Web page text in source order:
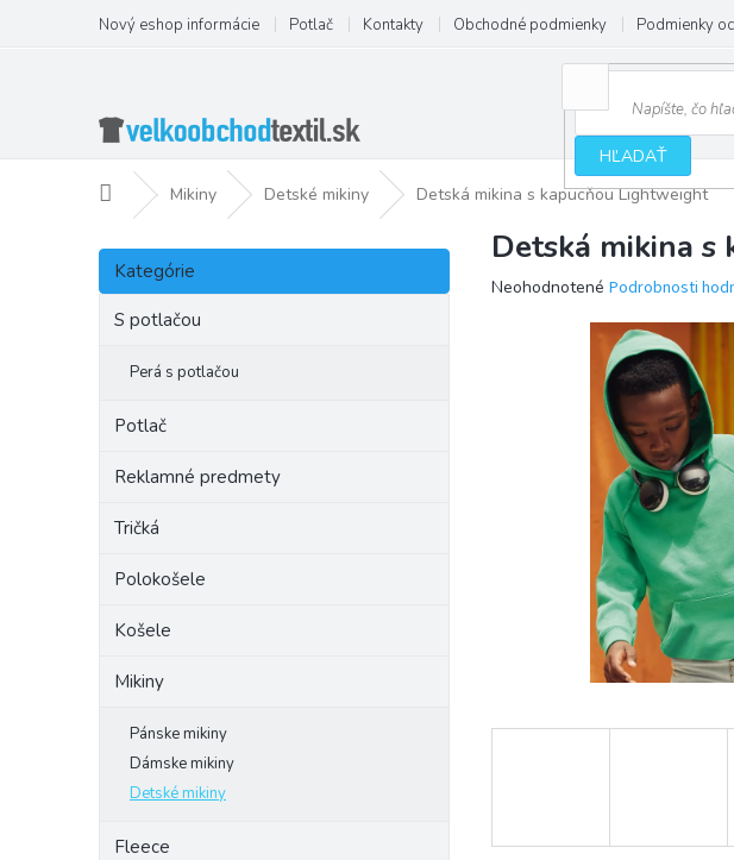
obsah
Nový eshop informácie Potlač Kontakty Obchodné podmienky Podmienky
HĽADAŤ
DomovMikiny Detské mikiny Detská mikina s kapucňou Lightweight
B
č
Preskočiť
kategórie
Kategórie
S potlačou
Perá s potlačou
Potlač
Reklamné predmety
Tričká
Polokošele
Košele
Mikiny
Pánske mikiny
Dámske mikiny
Detské mikiny
Fleece
Detská mikina
Priemerné
Neohodnotené Podrobnosti